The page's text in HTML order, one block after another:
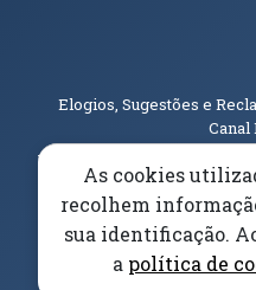
Elogios, Sugestões e
Canal
Acessibilidade
Universidade da
As cookies
recolhem
sua identificação.
a política de